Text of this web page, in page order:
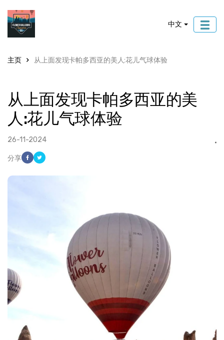
中文
主页 从上面发现卡帕多西亚的美人:花儿气球体验
从上面发现卡帕多西亚的美
人:花儿气球体验
26-11-2024
分享